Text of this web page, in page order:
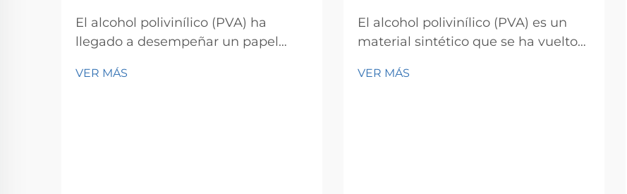
El alcohol polivinílico (PVA) ha
llegado a desempeñar un papel
siempre, este blog se centrará en el
VER MÁS
El alcohol polivinílico (PVA) es un
material sintético que se ha vuelto
de todo el mundo. Este artículo
VER MÁS